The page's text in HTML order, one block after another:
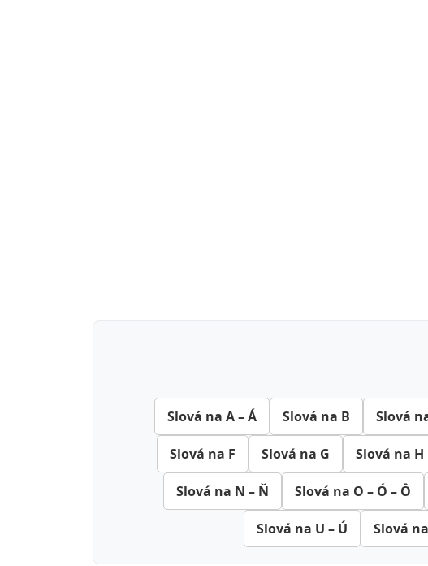
Slová na A – Á Slová na B Slová
Slová na F Slová na G Slová na H
Slová na N – Ň Slová na O – Ó – Ô
Slová na U – Ú Slová